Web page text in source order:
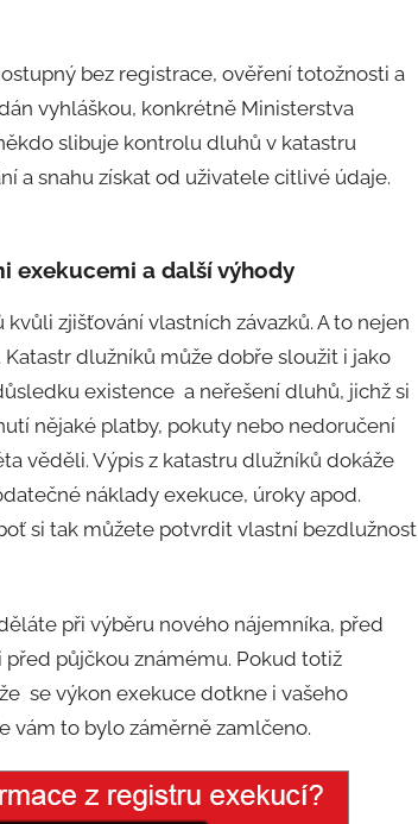
bez registrace, ověření totožnosti a
vyhláškou, konkrétně Ministerstva
slibuje kontrolu dluhů v katastru
a snahu získat od uživatele citlivé údaje.
exekucemi a další výhody
zjišťování vlastních závazků. A to nejen
dlužníků může dobře sloužit i jako
existence a neřešení dluhů, jichž si
nějaké platby, pokuty nebo nedoručení
věděli. Výpis z katastru dlužníků dokáže
náklady exekuce, úroky apod.
si tak můžete potvrdit vlastní bezdlužnost
při výběru nového nájemníka, před
půjčkou známému. Pokud totiž
se výkon exekuce dotkne i vašeho
vám to bylo záměrně zamlčeno.